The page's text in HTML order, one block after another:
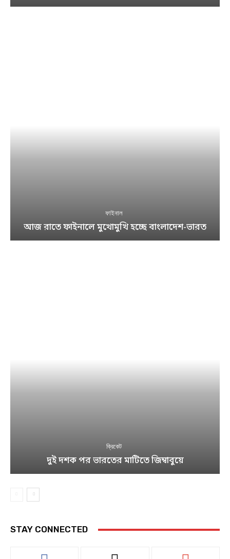
ফাইনাল
আজ রাতে ফাইনালে মুখোমুখি হচ্ছে বাংলাদেশ-ভারত
ক্রিকেট
দুই দশক পর ভারতের মাটিতে জিম্বাবুয়ে
STAY CONNECTED